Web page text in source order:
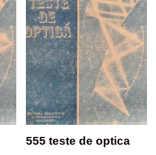
555 teste de optica